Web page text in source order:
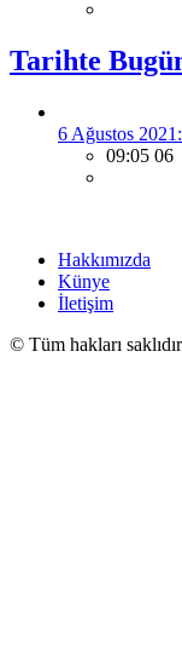
Tarihte
6 Ağustos
09:05 06
Hakkımızda
Künye
İletişim
© Tüm hakları